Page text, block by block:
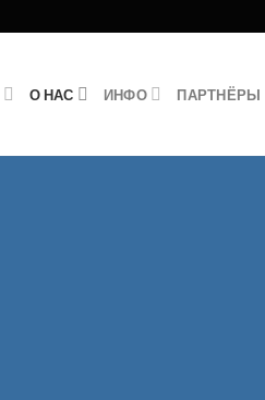
О НАС ИНФО ПАРТНЁРЫ